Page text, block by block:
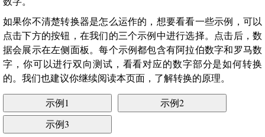
如果你不清楚转换器是怎么运作的，想要看看一些示例，可以
点击下方的按钮，在我们的三个示例中进行选择。点击后，数
据会展示在左侧面板。每个示例都包含有阿拉伯数字和罗马数
字，你可以进行双向测试，看看对应的数字部分是如何转换
的。我们也建议你继续阅读本页面，了解转换的原理。
示例1
示例2
示例3